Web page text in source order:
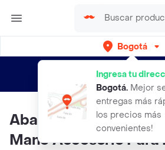
Bogotá
Ingresa tu
Bogotá. Mejor
entregas más
los precios más
convenientes!
envíos gratis por
Abanico Plástico
Mano Accesorio Para